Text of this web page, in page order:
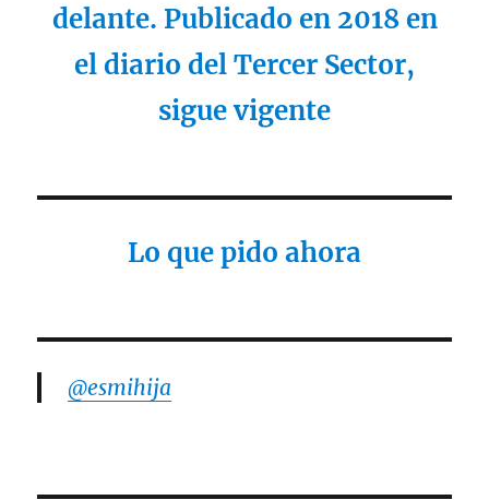
delante. Publicado en 2018 en
el diario del Tercer Sector,
sigue vigente
Lo que pido ahora
@esmihija